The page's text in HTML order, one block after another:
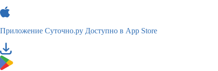
Приложение Суточно.ру Доступно в App Store